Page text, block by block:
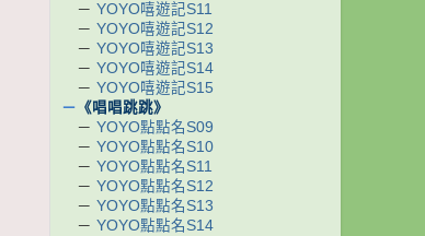
－ YOYO嘻遊記S11
－ YOYO嘻遊記S12
－ YOYO嘻遊記S13
－ YOYO嘻遊記S14
－ YOYO嘻遊記S15
－ 《唱唱跳跳》
－ YOYO點點名S09
－ YOYO點點名S10
－ YOYO點點名S11
－ YOYO點點名S12
－ YOYO點點名S13
－ YOYO點點名S14